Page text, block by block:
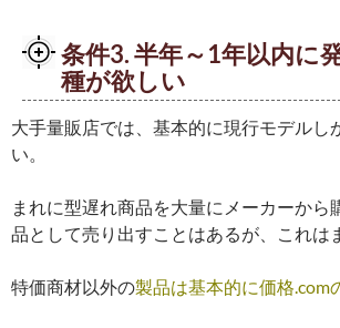
条件3. 半年～1年以内に
種が欲しい
大手量販店では、基本的に現行モデルし
い。
まれに型遅れ商品を大量にメーカーから
品として売り出すことはあるが、これは
特価商材以外の製品は基本的に価格.com